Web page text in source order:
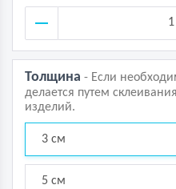
Толщина - Если
делается путем
изделий.
3 см
5 см